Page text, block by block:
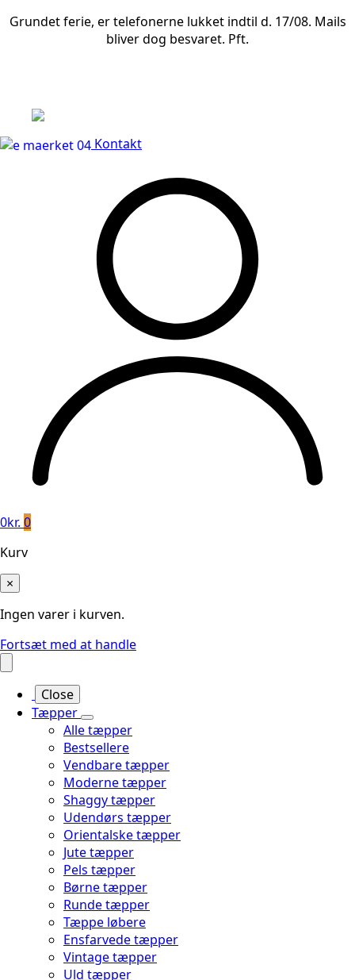
Grundet ferie, er telefonerne lukket indtil d. 17/08. Mails
bliver dog besvaret. Pft.
Kontakt
0kr. 0
Kurv
×
Ingen varer i kurven.
Fortsæt med at handle
Close
Tæpper
Alle tæpper
Bestsellere
Vendbare tæpper
Moderne tæpper
Shaggy tæpper
Udendørs tæpper
Orientalske tæpper
Jute tæpper
Pels tæpper
Børne tæpper
Runde tæpper
Tæppe løbere
Ensfarvede tæpper
Vintage tæpper
Uld tæpper